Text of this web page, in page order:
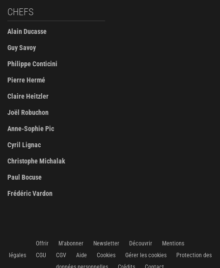
CHEFS
Alain Ducasse
Guy Savoy
Philippe Conticini
Pierre Hermé
Claire Heitzler
Joël Robuchon
Anne-Sophie Pic
Cyril Lignac
Christophe Michalak
Paul Bocuse
Frédéric Vardon
Offrir M'abonner Newsletter Découvrir
Mentions
légales
CGU CGV Aide Cookies Gérer les cookies
Protection des